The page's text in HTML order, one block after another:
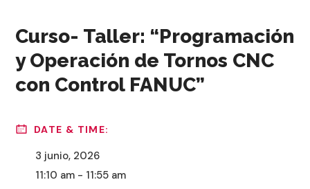
Curso- Taller: “Programación
y Operación de Tornos CNC
con Control FANUC”
DATE & TIME:
3 junio, 2026
11:10 am - 11:55 am